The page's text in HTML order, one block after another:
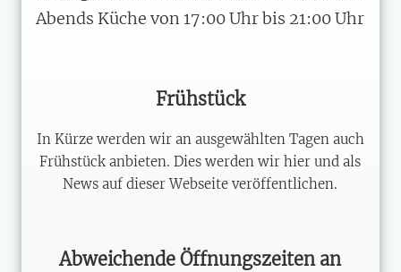
Abends Küche von 17:00 Uhr bis 21:00 Uhr
Frühstück
In Kürze werden wir an ausgewählten Tagen auch
Frühstück anbieten. Dies werden wir hier und als
News auf dieser Webseite veröffentlichen.
Abweichende Öffnungszeiten an